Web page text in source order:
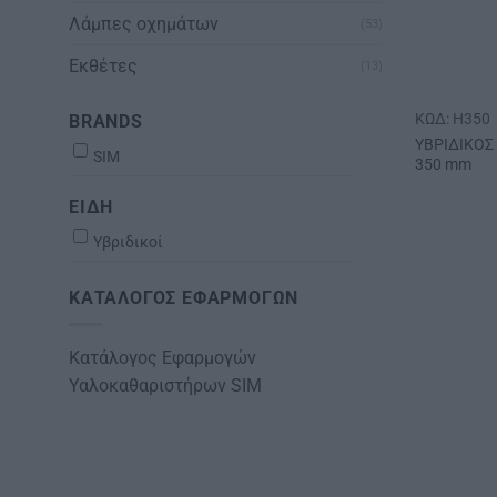
Λάμπες οχημάτων
Εκθέτες
BRANDS
SIM
ΕΙΔΗ
Υβριδικοί
ΚΑΤΆΛΟΓΟΣ ΕΦΑΡΜΟΓΏΝ
Κατάλογος Εφαρμογών
Υαλοκαθαριστήρων SIM
ΚΩΔ: H350
350 mm